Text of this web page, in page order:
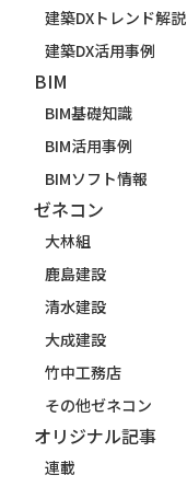
建築DXトレンド解説
建築DX活用事例
BIM
BIM基礎知識
BIM活用事例
BIMソフト情報
ゼネコン
大林組
鹿島建設
清水建設
大成建設
竹中工務店
その他ゼネコン
オリジナル記事
連載